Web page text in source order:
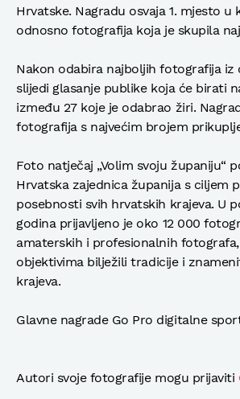
Hrvatske. Nagradu osvaja 1. mjesto u
odnosno fotografija koja je skupila
Nakon odabira najboljih fotografija iz
slijedi glasanje publike koja će birati
između 27 koje je odabrao žiri.
fotografija s najvećim brojem
Foto natječaj „Volim svoju županiju“
Hrvatska zajednica županija s ciljem
posebnosti svih hrvatskih krajeva. U
godina prijavljeno je oko 12 000
amaterskih i profesionalnih
objektivima bilježili tradicije i
krajeva.
Glavne nagrade Go Pro digitalne
Autori svoje fotografije mogu prijaviti